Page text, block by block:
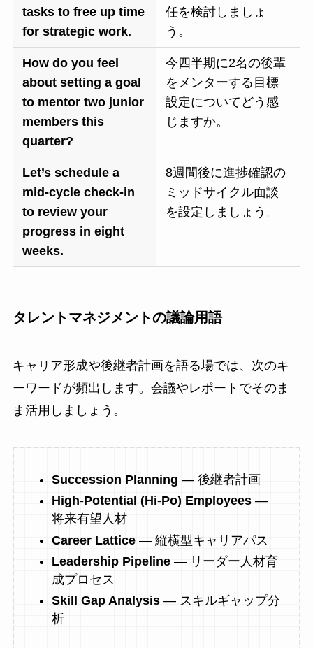
tasks to free up time
for strategic work.
任を検討しましょ
う。
How do you feel
about setting a goal
to mentor two junior
members this
quarter?
今四半期に2名の後輩
をメンターする目標
設定についてどう感
じますか。
Let’s schedule a
mid-cycle check-in
to review your
progress in eight
weeks.
8週間後に進捗確認の
ミッドサイクル面談
を設定しましょう。
タレントマネジメントの議論用語
キャリア形成や後継者計画を語る場では、次のキ
ーワードが頻出します。会議やレポートでそのま
ま活用しましょう。
Succession Planning ― 後継者計画
High-Potential (Hi-Po) Employees―
将来有望人材
Career Lattice― 縦横型キャリアパス
Leadership Pipeline― リーダー人材育
成プロセス
Skill Gap Analysis― スキルギャップ分
析